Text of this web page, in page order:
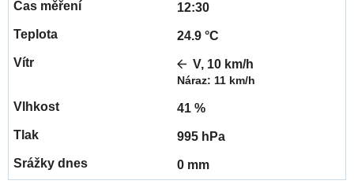
12:30
24.9 °C
V, 10 km/h
Náraz: 11 km/h
41 %
995 hPa
0 mm